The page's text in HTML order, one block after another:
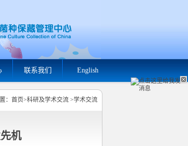
联系我们 English
： 首页>科研及学术交流 >学术交流
机